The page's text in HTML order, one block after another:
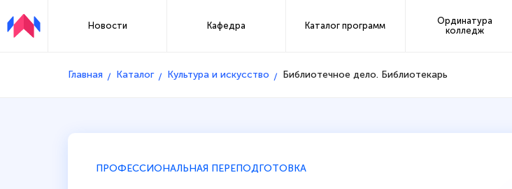
Новости Кафедра Каталог программ
Ординатура
колледж
Главная Каталог Культура и искусство Библиотечное дело. Библиотекарь
ПРОФЕССИОНАЛЬНАЯ ПЕРЕПОДГОТОВКА